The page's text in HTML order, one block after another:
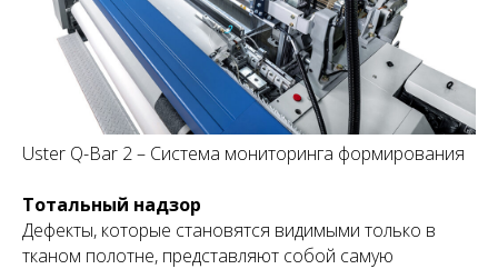
Uster Q-Bar 2 – Система мониторинга формирования
Тотальный надзор
Дефекты, которые становятся видимыми только в
тканом полотне, представляют собой самую